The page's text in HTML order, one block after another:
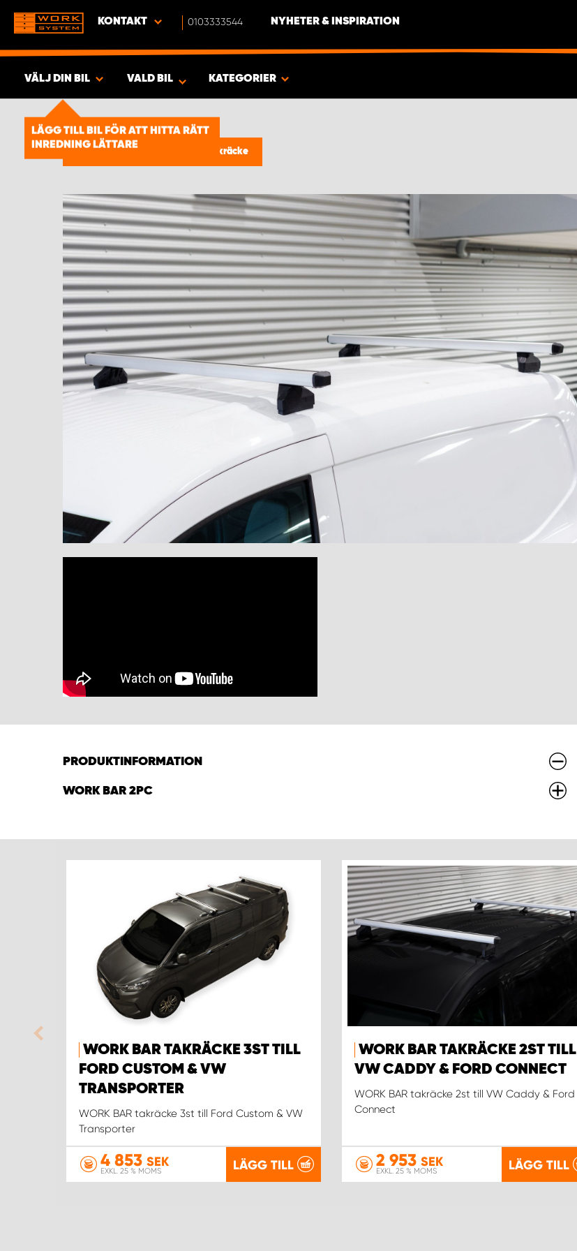
KONTAKT 0103333544 NYHETER & INSPIRATION
VÄLJ DIN BIL
LÄGG TILL BIL FÖR ATT HITTA RÄTT
INREDNING LÄTTARE
SÖK & VISA RESULTAT - 2023
PRODUKTER
VALD BIL KATEGORIER
Takräcke
PRODUKTINFORMATION
WORK BAR 2PC
WORK BAR TAKRÄCKE 3ST TILL
FORD CUSTOM & VW
TRANSPORTER
WORK BAR takräcke 3st till Ford Custom & VW
Transporter
4 853 SEK
EXKL. 25 % MOMS LÄGG TILL
WORK BAR TAKRÄCKE 2ST TILL
VW CADDY & FORD CONNECT
WORK BAR takräcke 2st till VW Caddy & Ford
Connect
2 953 SEK
EXKL. 25 % MOMS LÄGG TILL